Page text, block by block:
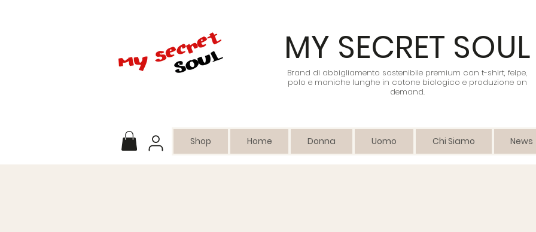
MY SECRET SOUL
Brand di abbigliamento sostenibile premium con t-shirt, felpe,
polo e maniche lunghe in cotone biologico e produzione on
demand.
Shop Home Donna Uomo Chi Siamo News